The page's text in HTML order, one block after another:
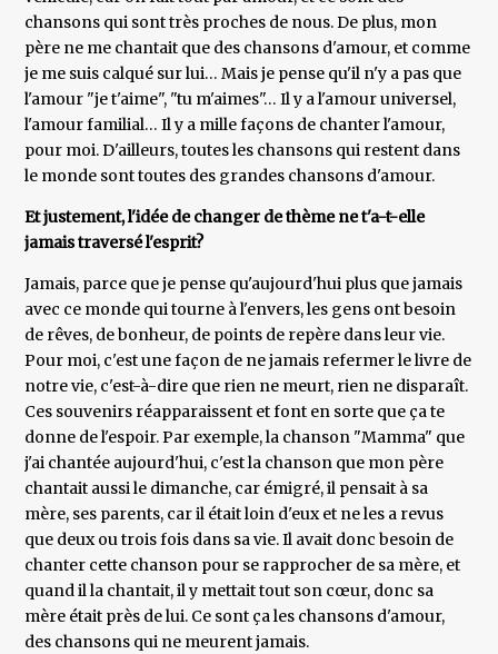
chansons qui sont très proches de nous. De plus, mon
père ne me chantait que des chansons d'amour, et comme
je me suis calqué sur lui… Mais je pense qu'il n'y a pas que
l'amour "je t'aime", "tu m'aimes"… Il y a l'amour universel,
l'amour familial… Il y a mille façons de chanter l'amour,
pour moi. D'ailleurs, toutes les chansons qui restent dans
le monde sont toutes des grandes chansons d'amour.
Et justement, l'idée de changer de thème ne t'a-t-elle
jamais traversé l'esprit?
Jamais, parce que je pense qu'aujourd'hui plus que jamais
avec ce monde qui tourne à l'envers, les gens ont besoin
de rêves, de bonheur, de points de repère dans leur vie.
Pour moi, c'est une façon de ne jamais refermer le livre de
notre vie, c'est-à-dire que rien ne meurt, rien ne disparaît.
Ces souvenirs réapparaissent et font en sorte que ça te
donne de l'espoir. Par exemple, la chanson "Mamma" que
j'ai chantée aujourd'hui, c'est la chanson que mon père
chantait aussi le dimanche, car émigré, il pensait à sa
mère, ses parents, car il était loin d'eux et ne les a revus
que deux ou trois fois dans sa vie. Il avait donc besoin de
chanter cette chanson pour se rapprocher de sa mère, et
quand il la chantait, il y mettait tout son cœur, donc sa
mère était près de lui. Ce sont ça les chansons d'amour,
des chansons qui ne meurent jamais.